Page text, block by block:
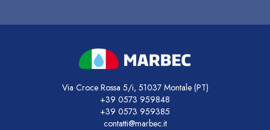
Via Croce Rossa 5/i, 51037 Montale (PT)
+39 0573 959848
+39 0573 959385
contatti@marbec.it